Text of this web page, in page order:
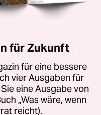
für Zukunft
für eine bessere
vier Ausgaben für
eine Ausgabe von
„Was wäre, wenn
reicht).